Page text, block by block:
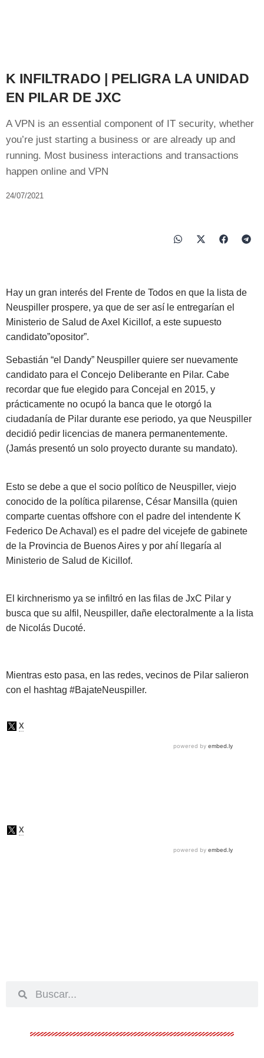
K INFILTRADO | PELIGRA LA UNIDAD
EN PILAR DE JXC
A VPN is an essential component of IT security, whether
you’re just starting a business or are already up and
running. Most business interactions and transactions
happen online and VPN
24/07/2021
Hay un gran interés del Frente de Todos en que la lista de
Neuspiller prospere, ya que de ser así le entregarían el
Ministerio de Salud de Axel Kicillof, a este supuesto
candidato”opositor”.
Sebastián “el Dandy” Neuspiller quiere ser nuevamente
candidato para el Concejo Deliberante en Pilar. Cabe
recordar que fue elegido para Concejal en 2015, y
prácticamente no ocupó la banca que le otorgó la
ciudadanía de Pilar durante ese periodo, ya que Neuspiller
decidió pedir licencias de manera permanentemente.
(Jamás presentó un solo proyecto durante su mandato).
Esto se debe a que el socio político de Neuspiller, viejo
conocido de la política pilarense, César Mansilla (quien
comparte cuentas offshore con el padre del intendente K
Federico De Achaval) es el padre del vicejefe de gabinete
de la Provincia de Buenos Aires y por ahí llegaría al
Ministerio de Salud de Kicillof.
El kirchnerismo ya se infiltró en las filas de JxC Pilar y
busca que su alfil, Neuspiller, dañe electoralmente a la lista
de Nicolás Ducoté.
Mientras esto pasa, en las redes, vecinos de Pilar salieron
con el hashtag #BajateNeuspiller.